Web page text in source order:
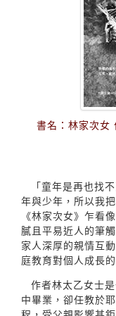
書名：林家次女
「童年是再也找
年與少年，所以我
《林家次女》乍看
膩且平易近人的筆
家人深厚的親情互
庭教育對個人成長的
作者林太乙女士
中畢業，卻任教於